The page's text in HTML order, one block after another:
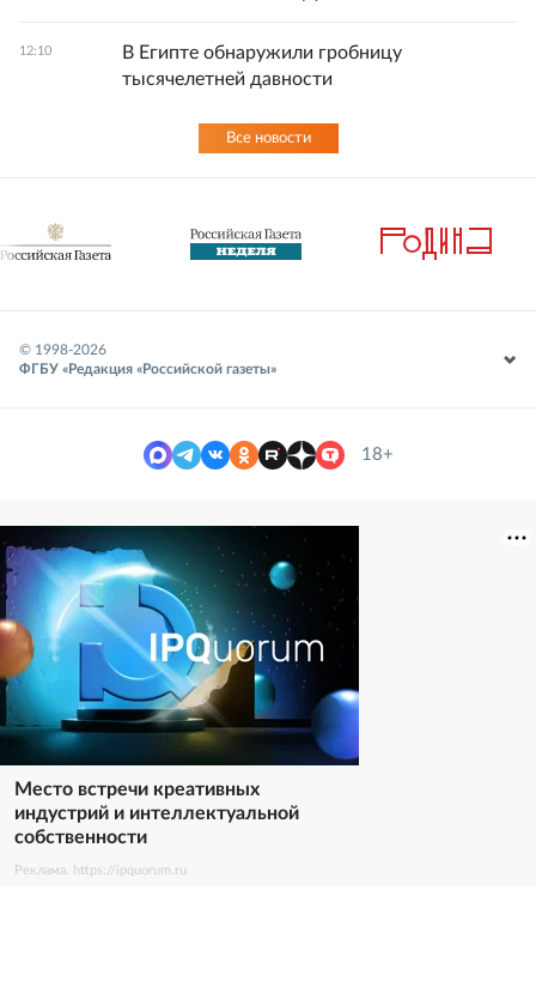
12:10
В Египте обнаружили гробницу
тысячелетней давности
Все новости
© 1998-2026
ФГБУ «Редакция «Российской газеты»
18+
Место встречи креативных
индустрий и интеллектуальной
собственности
Реклама. https://ipquorum.ru